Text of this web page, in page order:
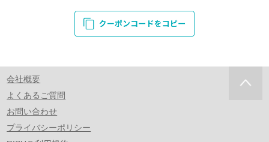
会社概要
よくあるご質問
お問い合わせ
プライバシーポリシー